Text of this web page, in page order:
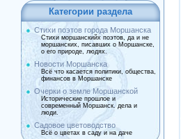
Категории раздела
Стихи поэтов города Моршанска
Стихи моршанскийх поэтов, да и не
моршанских, писавших о Моршанске,
о его природе, людях.
Новости Моршанска
Всё что касается политики, общества,
финансов в Моршанске
Очерки о земле Моршанской
Исторические прошлое и
современный Моршанск. дела и
люди.
Садовое цветоводство
Всё о цветах в саду и на даче